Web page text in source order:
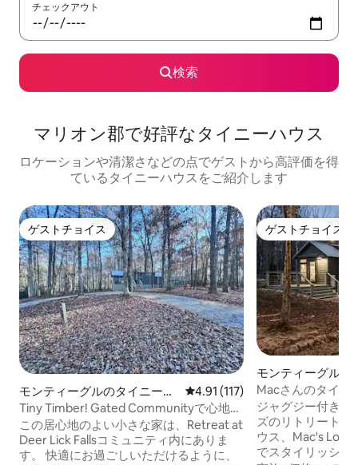
チェックアウト
検索
マリオン郡で好評なタイニーハウス
ロケーションや清潔さなどの点でゲストから高評価を得
ているタイニーハウスをご紹介します
ゲストチョイス
ゲストチョイス
モンティーグルのタイニーハ
ウス
レビュー117件、5つ星中4.91つ
4.91 (117)
Tiny Timber! Gated Communityで心地よ
いひとときを
この居心地のよい小さな家は、Retreat at
Deer Lick Fallsコミュニティ内にありま
す。 快適にお過ごしいただけるように、
ゲストチョイス
ゲストチョイス
モンティーグルの
ハウス
Macさんのタイニ
ジャグジー付き！ ディアリックフォール
ズのリトリートに
ウス、Mac's
でスタイリッシュ